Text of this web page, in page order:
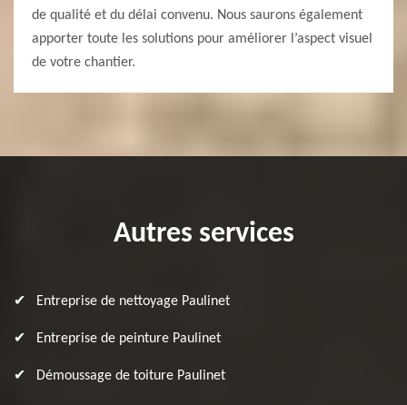
de qualité et du délai convenu. Nous saurons également
apporter toute les solutions pour améliorer l’aspect visuel
de votre chantier.
Autres services
Entreprise de nettoyage Paulinet
Entreprise de peinture Paulinet
Démoussage de toiture Paulinet